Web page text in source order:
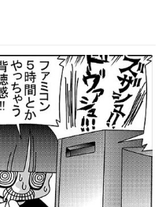
せる考えらしい 病院も